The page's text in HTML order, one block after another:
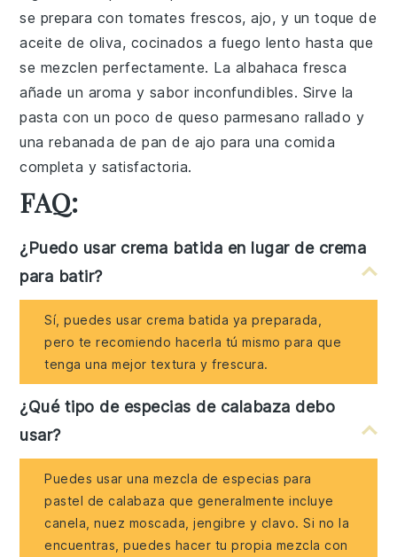
se prepara con tomates frescos, ajo, y un toque de
aceite de oliva, cocinados a fuego lento hasta que
se mezclen perfectamente. La albahaca fresca
añade un aroma y sabor inconfundibles. Sirve la
pasta con un poco de queso parmesano rallado y
una rebanada de pan de ajo para una comida
completa y satisfactoria.
FAQ:
¿Puedo usar crema batida en lugar de crema
para batir?
Sí, puedes usar crema batida ya preparada,
pero te recomiendo hacerla tú mismo para que
tenga una mejor textura y frescura.
¿Qué tipo de especias de calabaza debo
usar?
Puedes usar una mezcla de especias para
pastel de calabaza que generalmente incluye
canela, nuez moscada, jengibre y clavo. Si no la
encuentras, puedes hacer tu propia mezcla con